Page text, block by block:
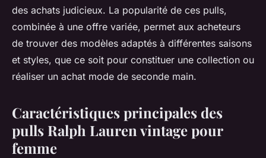
des achats judicieux. La popularité de ces pulls,
combinée à une offre variée, permet aux acheteurs
de trouver des modèles adaptés à différentes saisons
et styles, que ce soit pour constituer une collection ou
réaliser un achat mode de seconde main.
Caractéristiques principales des
pulls Ralph Lauren vintage pour
femme